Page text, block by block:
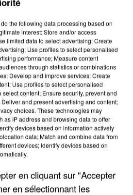
EMPORTÉE PAR UNE
HAUTE-SAVOIE
do the following data processing based on
interest: Store and/or access
limited data to select advertising; Create
Use profiles to select personalised
performance; Measure content
through statistics or combinations
Develop and improve services; Create
Use profiles to select personalised
content; Ensure security, prevent and
and present advertising and content;
choices. These technologies may
as IP address and browsing data to offer
devices based on information actively
data; Match and combine data from
devices; Identify devices based on
en cliquant sur "Accepter
en sélectionnant les